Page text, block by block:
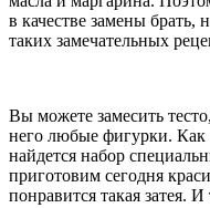
в качестве замены брать,
таких замечательных
Вы можете замесить
него любые фигурки.
найдется набор
приготовим сегодня
понравится такая затея.